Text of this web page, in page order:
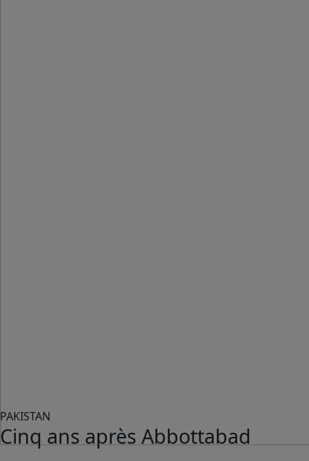
PAKISTAN
Cinq ans après Abbottabad